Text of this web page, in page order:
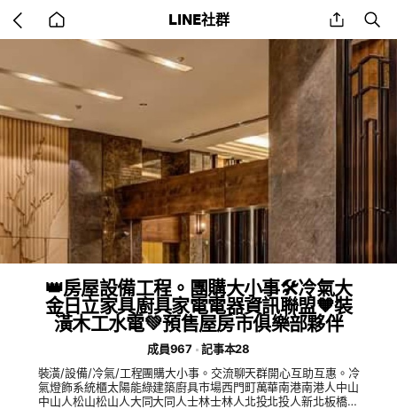
back
to
home
LINE社群 share
👑房屋設備工程。團購大小事🛠冷氣大
金日立家具廚具家電電器資訊聯盟🧡裝
潢木工水電💚預售屋房市俱樂部夥伴
成員967
記事本28
裝潢/設備/冷氣/工程團購大小事。交流聊天群開心互助互惠。冷
氣燈飾系統櫃太陽能綠建築廚具市場西門町萬華南港南港人中山
中山人松山松山人大同大同人士林士林人北投北投人新北板橋板